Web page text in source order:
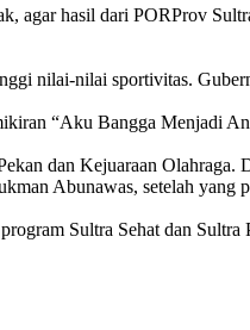
agar hasil dari PORProv
nilai-nilai sportivitas.
“Aku Bangga Menjadi
dan Kejuaraan Olahraga.
Abunawas, setelah yang
Sultra Sehat dan